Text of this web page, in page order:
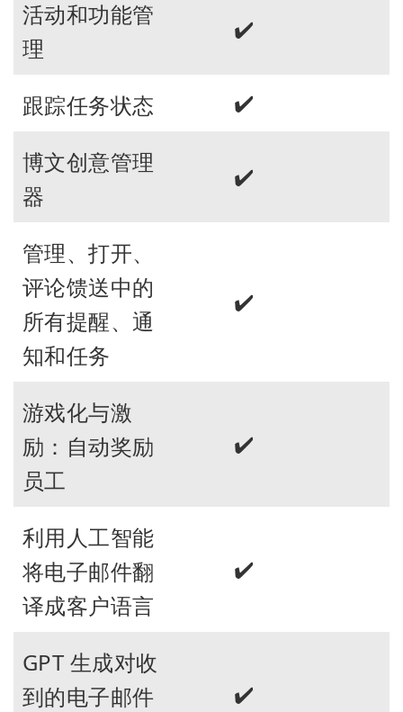
活动和功能管
理
✔️
跟踪任务状态
✔️
博文创意管理
器
✔️
管理、打开、
评论馈送中的
所有提醒、通
知和任务
✔️
游戏化与激
励：自动奖励
员工
✔️
利用人工智能
将电子邮件翻
译成客户语言
✔️
GPT 生成对收
到的电子邮件
✔️